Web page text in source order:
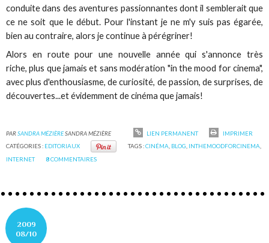
conduite dans des aventures passionnantes dont il semblerait que
ce ne soit que le début. Pour l'instant je ne m'y suis pas égarée,
bien au contraire, alors je continue à pérégriner!
Alors en route pour une nouvelle année qui s'annonce très
riche, plus que jamais et sans modération "in the mood for cinema",
avec plus d'enthousiasme, de curiosité, de passion, de surprises, de
découvertes...et évidemment de cinéma que jamais!
PARSANDRA MÉZIÈRESANDRA MÉZIÈRE LIEN PERMANENT
IMPRIMER
CATÉGORIES : EDITORIAUX TAGS :CINÉMA BLOG INTHEMOODFORCINEMA
INTERNET
8COMMENTAIRES
2009
08/10